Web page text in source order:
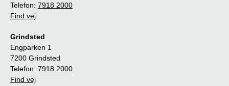
Telefon: 7918 2000
Find vej
Grindsted
Engparken 1
7200 Grindsted
Telefon: 7918 2000
Find vej